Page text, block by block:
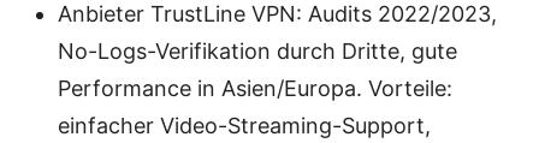
Anbieter TrustLine VPN: Audits 2022/2023,
No-Logs-Verifikation durch Dritte, gute
Performance in Asien/Europa. Vorteile:
einfacher Video-Streaming-Support,